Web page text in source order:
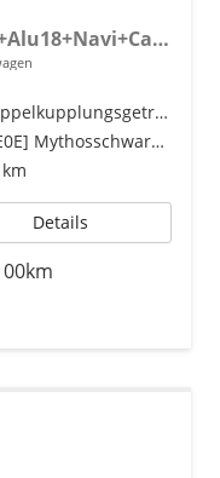
S line TFSI quattro GV3+AHK+Alu18+Navi+Cam+eHeck+Sound+ACC+OptikSchwarz
Doppelkupplungsgetriebe (DSG)
[0E0E] Mythosschwarz Metallic
Details